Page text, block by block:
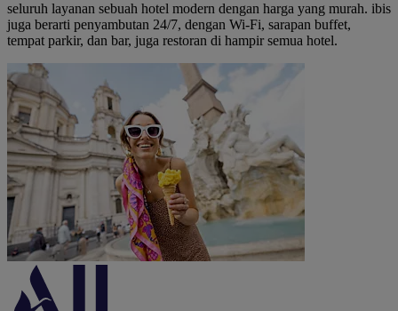
seluruh layanan sebuah hotel modern dengan harga yang murah. ibis
juga berarti penyambutan 24/7, dengan Wi-Fi, sarapan buffet,
tempat parkir, dan bar, juga restoran di hampir semua hotel.